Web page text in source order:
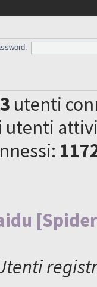
utenti
utenti